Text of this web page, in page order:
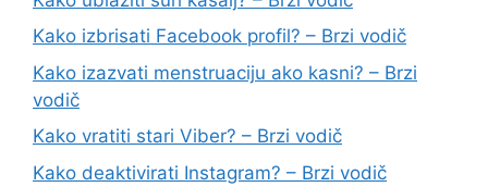
Kako izbrisati Facebook profil? – Brzi vodič
Kako izazvati menstruaciju ako kasni? – Brzi
vodič
Kako vratiti stari Viber? – Brzi vodič
Kako deaktivirati Instagram? – Brzi vodič